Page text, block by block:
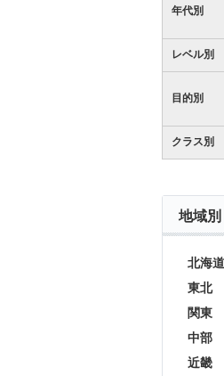
年代別
レベル別
目的別
クラス別
地域
北海道
東北
関東
中部
近畿